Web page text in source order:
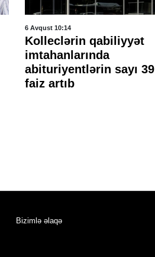
6 Avqust 10:14
Kolleclərin qabiliyyət
imtahanlarında
abituriyentlərin sayı 39
faiz artıb
Bizimlə əlaqə